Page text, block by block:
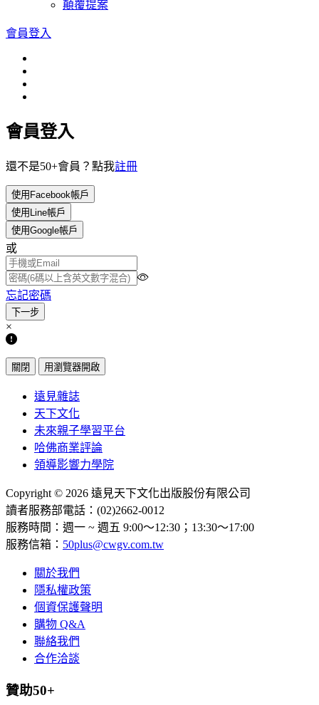
顛覆提案
會員登入
會員登入
還不是50+會員？點我註冊
使用Facebook帳戶
使用Line帳戶
使用Google帳戶
或
忘記密碼
×
關閉 用瀏覽器開啟
遠見雜誌
天下文化
未來親子學習平台
哈佛商業評論
領導影響力學院
Copyright © 2026 遠見天下文化出版股份有限公司
讀者服務部電話：(02)2662-0012
服務時間：週一 ~ 週五 9:00～12:30；13:30～17:00
服務信箱： 50plus@cwgv.com.tw
關於我們
隱私權政策
個資保護聲明
購物 Q&A
聯絡我們
合作洽談
贊助50+